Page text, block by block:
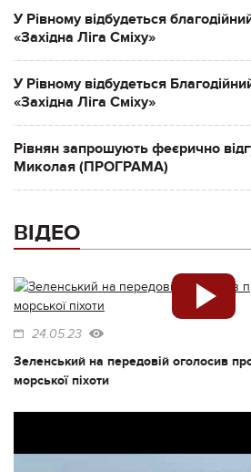
У Рівному відбудеться
«Західна Ліга Сміху»
У Рівному відбудеться
«Західна Ліга Сміху»
Рівнян запрошують феєрично
Миколая (ПРОГРАМА)
ВІДЕО
24.05.23
Зеленський на передовій оголосив
морської піхоти